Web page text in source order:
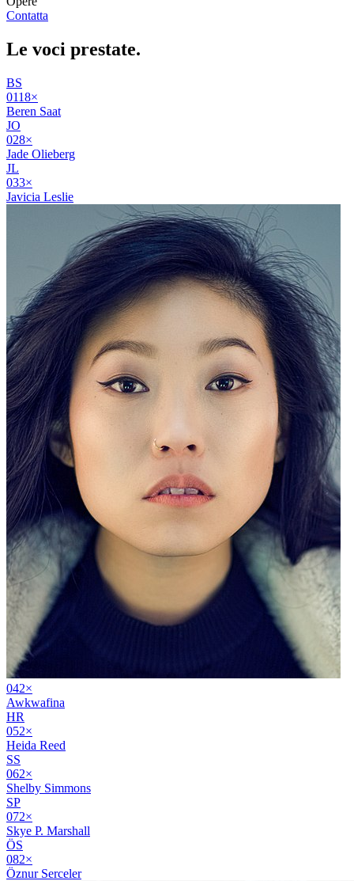
Contatta
Le voci prestate.
BS
0118×
Beren Saat
JO
028×
Jade Olieberg
JL
033×
Javicia Leslie
042×
Awkwafina
HR
052×
Heida Reed
SS
062×
Shelby Simmons
SP
072×
Skye P. Marshall
ÖS
082×
Öznur Serceler